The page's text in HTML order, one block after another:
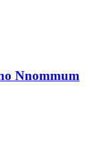
Nnommum